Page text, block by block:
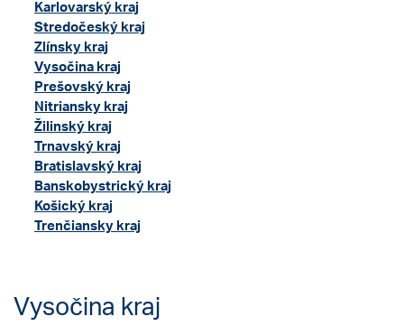
Karlovarský kraj
Stredočeský kraj
Zlínsky kraj
Vysočina kraj
Prešovský kraj
Nitriansky kraj
Žilinský kraj
Trnavský kraj
Bratislavský kraj
Banskobystrický kraj
Košický kraj
Trenčiansky kraj
Vysočina kraj